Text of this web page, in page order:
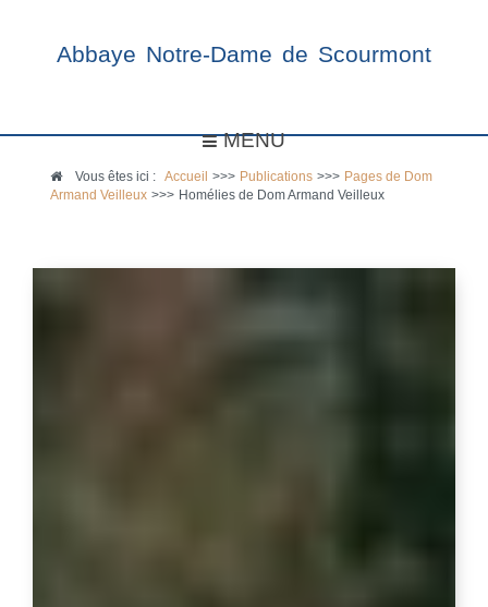
Abbaye Notre-Dame de Scourmont
MENU
Vous êtes ici :Accueil >>> Publications >>> Pages de Dom
Armand Veilleux >>> Homélies de Dom Armand Veilleux